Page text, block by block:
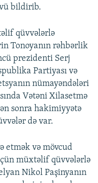
bildirib.
qüvvələrlə
Tonoyanın rəhbərlik
prezidenti Serj
Partiyası və
nümayəndələri
Vətəni Xilasetmə
sonra hakimiyyətə
də var.
etmək və mövcud
müxtəlif qüvvələrlə
Nikol Paşinyanın